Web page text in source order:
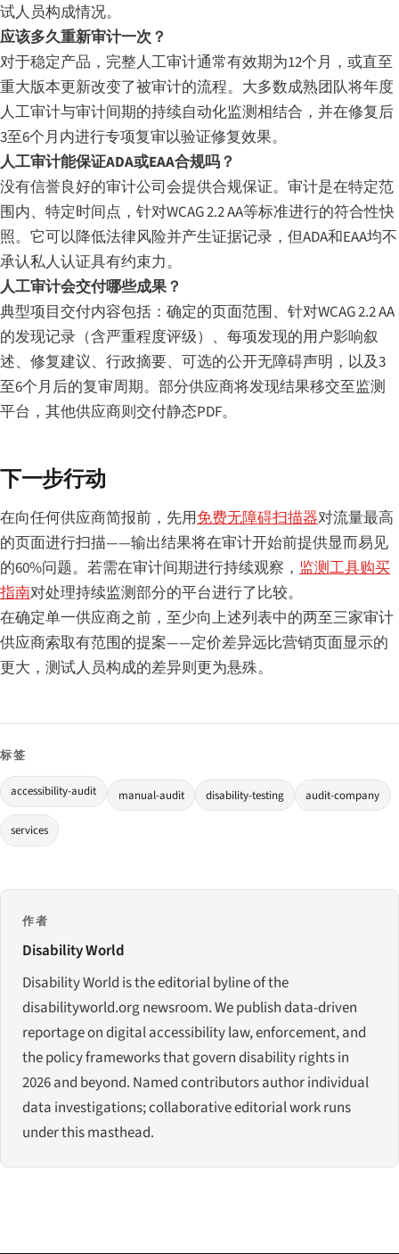
试人员构成情况。
应该多久重新审计一次？
对于稳定产品，完整人工审计通常有效期为12个月，或直至
重大版本更新改变了被审计的流程。大多数成熟团队将年度
人工审计与审计间期的持续自动化监测相结合，并在修复后
3至6个月内进行专项复审以验证修复效果。
人工审计能保证ADA或EAA合规吗？
没有信誉良好的审计公司会提供合规保证。审计是在特定范
围内、特定时间点，针对WCAG 2.2 AA等标准进行的符合性快
照。它可以降低法律风险并产生证据记录，但ADA和EAA均不
承认私人认证具有约束力。
人工审计会交付哪些成果？
典型项目交付内容包括：确定的页面范围、针对WCAG 2.2 AA
的发现记录（含严重程度评级）、每项发现的用户影响叙
述、修复建议、行政摘要、可选的公开无障碍声明，以及3
至6个月后的复审周期。部分供应商将发现结果移交至监测
平台，其他供应商则交付静态PDF。
下一步行动
在向任何供应商简报前，先用免费无障碍扫描器对流量最高
的页面进行扫描——输出结果将在审计开始前提供显而易见
的60%问题。若需在审计间期进行持续观察， 监测工具购买
指南对处理持续监测部分的平台进行了比较。
在确定单一供应商之前，至少向上述列表中的两至三家审计
供应商索取有范围的提案——定价差异远比营销页面显示的
更大，测试人员构成的差异则更为悬殊。
标签
accessibility-audit manual-audit disability-testing audit-company
services
作者
Disability World
Disability World is the editorial byline of the
disabilityworld.org newsroom. We publish data-driven
reportage on digital accessibility law, enforcement, and
the policy frameworks that govern disability rights in
2026 and beyond. Named contributors author individual
data investigations; collaborative editorial work runs
under this masthead.